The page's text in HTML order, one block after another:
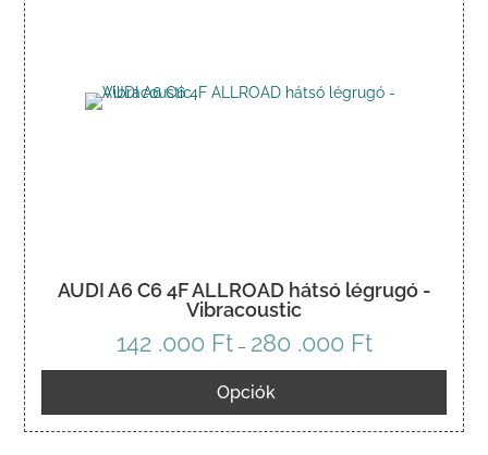
AUDI A6 C6 4F ALLROAD hátsó légrugó -
Vibracoustic
142 .000 Ft – 280 .000 FtÁrtartomány:
142
-
Opciók